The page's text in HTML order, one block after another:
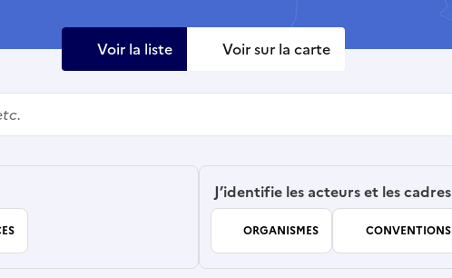
Voir la liste Voir sur la carte
J’identifie les acteurs et les cadres
ORGANISMES CONVENTIONS